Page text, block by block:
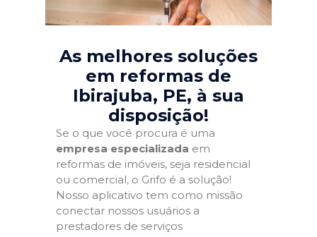
As melhores soluções
em reformas de
Ibirajuba, PE, à sua
disposição!
Se o que você procura é uma
empresa especializada em
reformas de imóveis, seja residencial
ou comercial, o Grifo é a solução!
Nosso aplicativo tem como missão
conectar nossos usuários a
prestadores de serviços